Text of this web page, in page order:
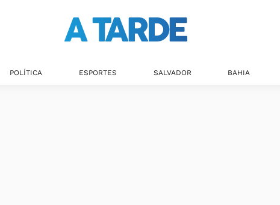
POLÍTICA ESPORTES SALVADOR BAHIA